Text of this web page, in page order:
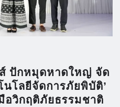
ปักหมุดหาดใหญ่ จัด
นโลยีจัดการภัยพิบัติ’
อวิกฤติภัยธรรมชาติ